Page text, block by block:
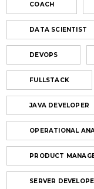
COACH
DATA SCIENTIST
DEVOPS
FULLSTACK
JAVA DEVELOPER
OPERATIONAL
PRODUCT
SERVER